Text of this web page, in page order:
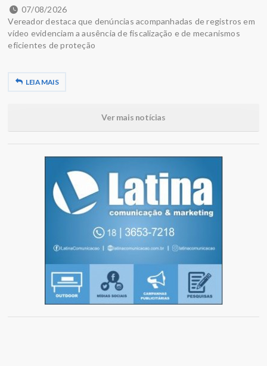
07/08/2026
Vereador destaca que denúncias acompanhadas de registros em
vídeo evidenciam a ausência de fiscalização e de mecanismos
eficientes de proteção
LEIA MAIS
Ver mais notícias